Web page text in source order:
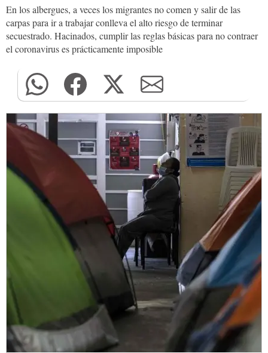
En los albergues, a veces los migrantes no comen y salir de las
carpas para ir a trabajar conlleva el alto riesgo de terminar
secuestrado. Hacinados, cumplir las reglas básicas para no contraer
el coronavirus es prácticamente imposible